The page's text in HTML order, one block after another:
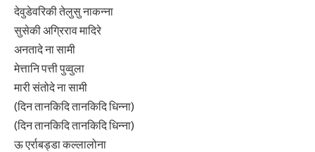
देवुडेवरिकी तेलुसु नाकन्ना
सुसेकी अग्रिराव मादिरे
अनतादे ना सामी
मेत्तानि पत्ती पुव्वुला
मारी संतोदे ना सामी
(दिन तानकिदि तानकिदि धिन्ना)
(दिन तानकिदि तानकिदि धिन्ना)
ऊ एर्राबड्डा कल्लालोना